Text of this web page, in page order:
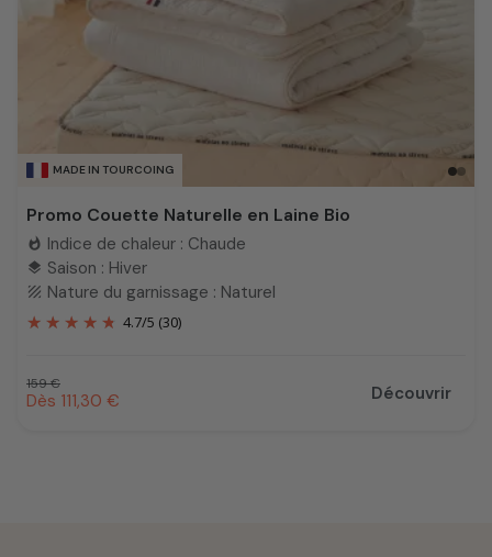
MADE IN TOURCOING
Promo Couette Naturelle en Laine Bio
whatshot Indice de chaleur : Chaude
layers Saison : Hiver
texture Nature du garnissage : Naturel
4.7/5 (30)
Prix habituel
159 €
Prix promotionnel
Dès 111,30 € Découvrir